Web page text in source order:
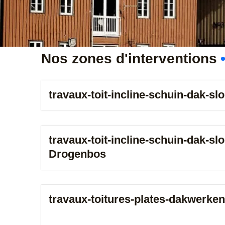
Nos zones d'interventions
travaux-toit-incline-schuin-dak-
travaux-toit-incline-schuin-dak-
Drogenbos
travaux-toitures-plates-